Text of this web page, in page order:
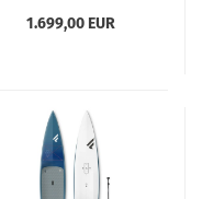
1.699,00 EUR